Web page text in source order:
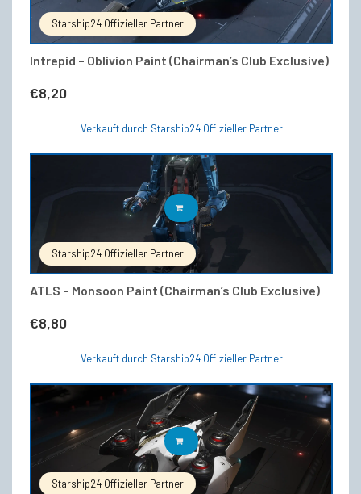
Starship24 Offizieller Partner
Intrepid – Oblivion Paint (Chairman’s Club Exclusive)
€8,20
Verkauft durch Starship24 Offizieller Partner
Starship24 Offizieller Partner
ATLS – Monsoon Paint (Chairman’s Club Exclusive)
€8,80
IN DEN WARENKORB
Verkauft durch Starship24 Offizieller Partner
Starship24 Offizieller Partner
IN DEN WARENKORB